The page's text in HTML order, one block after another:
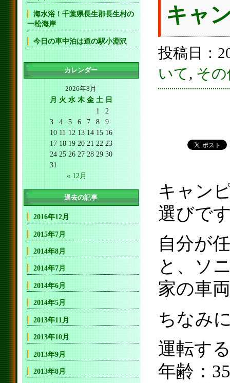
キャ
投稿日：
いて, そ
キャン
選びで
自分が
と、ソ
家の車
ちなみ
運転す
年齢：
海水浴！千葉県長生郡長生村の
一松海岸
今日の車中泊は道の駅小淵沢
カレンダー
2026年8月
月 火 水 木 金 土 日
1
2
3
4 5 6 7 8
9
10 11 12 13 14 15 16
17 18 19 20 21 22 23
24 25 26 27 28 29 30
31
« 12月
過去の記事
2016年12月
2015年7月
2014年8月
2014年7月
2014年6月
2014年5月
2013年11月
2013年10月
2013年9月
2013年8月